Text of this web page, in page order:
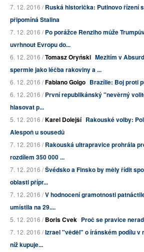
7. 12. 2016 /Ruská historička: Putinovo řízení
připomíná Stalina
7. 12. 2016 /Po porážce Renziho může
uvrhnout Evropu do...
6. 12. 2016 /Tomasz Oryński Mezitím v
spermie jako léčba rakoviny a ...
6. 12. 2016 /Fabiano Golgo Brazílie: Boj proti
6. 12. 2016 /První republikánský "nevěrný
hlasovat p...
5. 12. 2016 /Karel Dolejší Rakouské volby:
Alespoň u sousedů
7. 12. 2016 /Rakouská ultrapravice prohrála
rozdílem 350 000 ...
7. 12. 2016 /Švédsko a Finsko by měly řídit
oblasti přípr...
7. 12. 2016 /V hodnocení gramotnosti
umístila na 29....
5. 12. 2016 /Boris Cvek Proč se pravice
7. 12. 2016 /Izrael "věděl" o íránském podílu v
níž kupuje...